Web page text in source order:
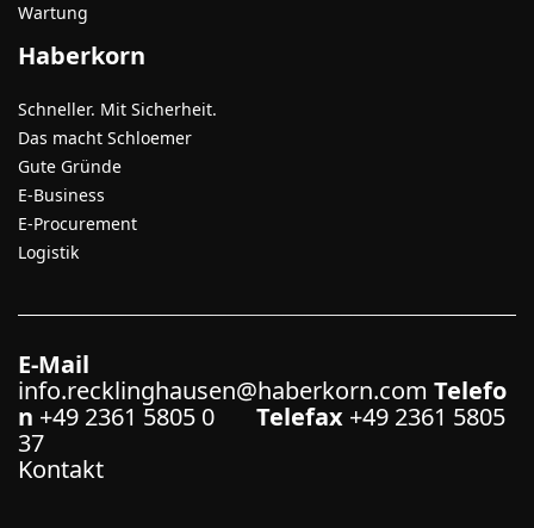
Wartung
Haberkorn
Schneller. Mit Sicherheit.
Das macht Schloemer
Gute Gründe
E-Business
E-Procurement
Logistik
E-Mail
info.recklinghausen@haberkorn.com Telefo
n +49 2361 5805 0 Telefax +49 2361 5805
37
Kontakt